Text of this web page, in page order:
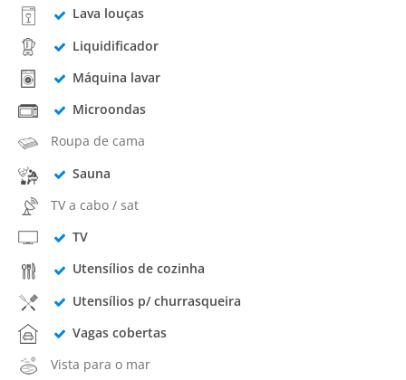
Lava louças
Liquidificador
Máquina lavar
Microondas
Roupa de cama
Sauna
TV a cabo / sat
TV
Utensílios de cozinha
Utensílios p/ churrasqueira
Vagas cobertas
Vista para o mar